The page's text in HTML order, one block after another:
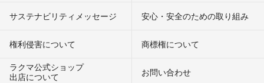
サステナビリティメッセージ 安心・安全のための取り組み
権利侵害について
商標権について
ラクマ公式ショップ
出店について
お問い合わせ